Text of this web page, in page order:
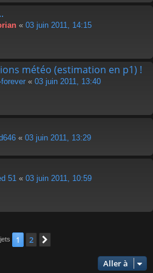
« 03 juin 2011, 14:15
météo (estimation en p1) !
« 03 juin 2011, 13:40
« 03 juin 2011, 13:29
51 « 03 juin 2011, 10:59
1 2
Aller à